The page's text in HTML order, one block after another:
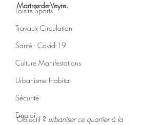
Loisirs Sports
Travaux Circulation
Santé - Covid-19
Culture Manifestations
Urbanisme Habitat
Sécurité
Emploi
Martres-de-Veyre.
Objectif ? urbaniser ce quartier à la